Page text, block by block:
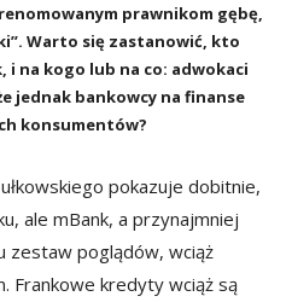
prawnikom gębę,
Warto się zastanowić, kto
i na kogo lub na co: adwokaci
jednak bankowcy na finanse
konsumentów?
pokazuje dobitnie,
ale mBank, a przynajmniej
zestaw poglądów, wciąż
Frankowe kredyty wciąż są